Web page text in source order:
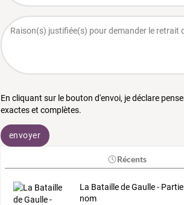
En cliquant sur le bouton d'envoi, je déclare
exactes et complètes.
envoyer
Récents
La Bataille de Gaulle -
nom